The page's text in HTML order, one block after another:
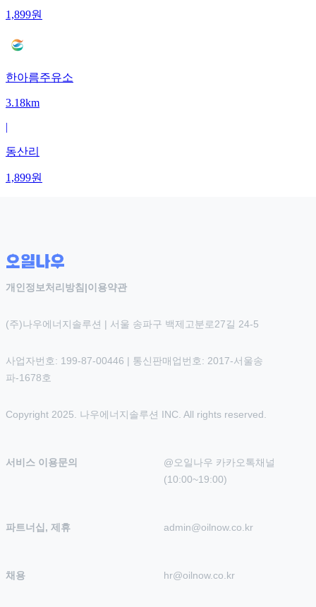
1,899원
한아름주유소
3.18km
|
동산리
1,899원
개인정보처리방침 |이용약관
(주)나우에너지솔루션 | 서울 송파구 백제고분로27길 24-5
사업자번호: 199-87-00446 | 통신판매업번호: 2017-서울송
파-1678호
Copyright 2025. 나우에너지솔루션 INC. All rights reserved.
서비스 이용문의
@오일나우 카카오톡채널
(10:00~19:00)
파트너십, 제휴 admin@oilnow.co.kr
채용 hr@oilnow.co.kr